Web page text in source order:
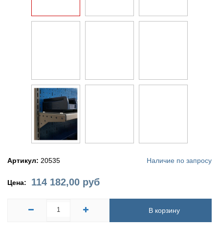
Артикул: 20535 Наличие по запросу
Цена: 114 182,00 руб
В корзину